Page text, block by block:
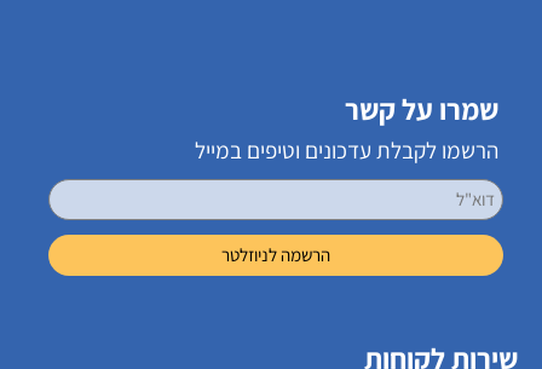
שמרו על קשר
הרשמו לקבלת עדכונים וטיפים במייל
שירות לקוחות